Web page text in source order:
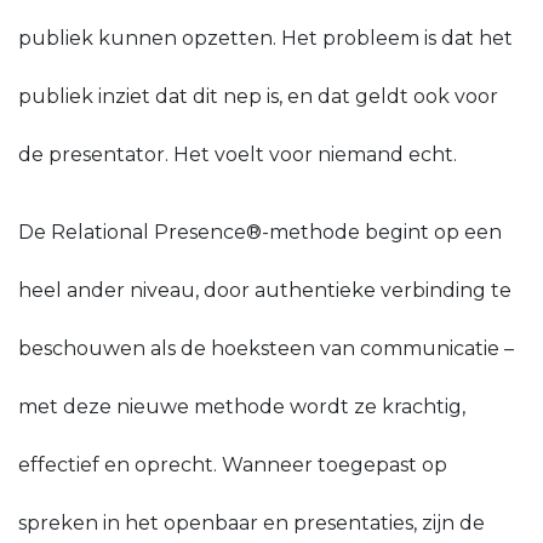
publiek kunnen opzetten. Het probleem is dat het
publiek inziet dat dit nep is, en dat geldt ook voor
de presentator. Het voelt voor niemand echt.
De Relational Presence®-methode begint op een
heel ander niveau, door authentieke verbinding te
beschouwen als de hoeksteen van communicatie –
met deze nieuwe methode wordt ze krachtig,
effectief en oprecht. Wanneer toegepast op
spreken in het openbaar en presentaties, zijn de